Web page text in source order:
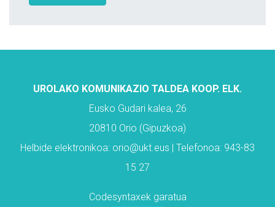
UROLAKO KOMUNIKAZIO TALDEA KOOP. ELK.
Eusko Gudari kalea, 26
20810 Orio (Gipuzkoa)
Helbide elektronikoa: orio@ukt.eus | Telefonoa: 943-83
15 27
Codesyntaxek garatua